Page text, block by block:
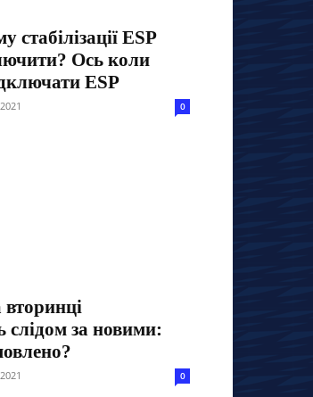
стабілізації ESP
Ось коли
ESP
0
за новими:
0